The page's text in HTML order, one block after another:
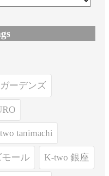
ーデンズ
tanimachi
ール K-two 銀座